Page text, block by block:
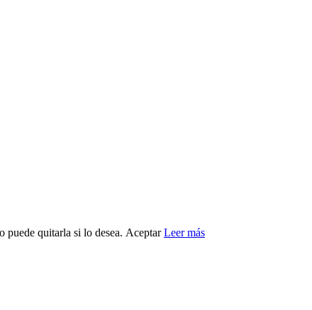
puede quitarla si lo desea. Aceptar Leer más